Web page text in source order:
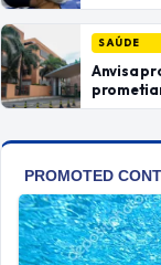
SAÚDE
Anvisa